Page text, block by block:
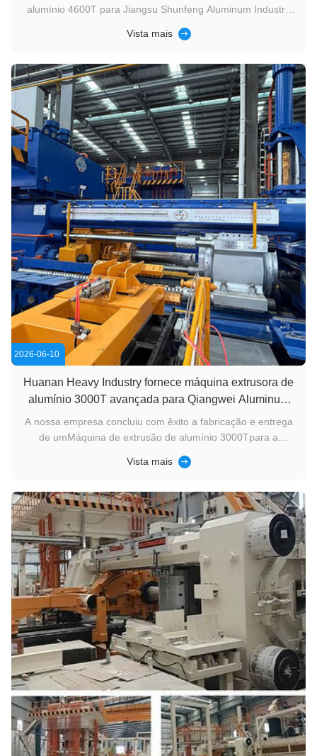
alumínio 4600T para Jiangsu Shunfeng Aluminum Industry
extrusão de perfis de liga de alumínio, componentes
assentos de aeronaves, ...
Vista mais
2026-06-10
Huanan Heavy Industry fornece máquina extrusora de
alumínio 3000T avançada para Qiangwei Aluminum
Technology Co., Ltd.
A nossa empresa concluiu com êxito a fabricação e entrega
de umMáquina de extrusão de alumínio 3000Tpara a
fabricantes de perfis de alumínio especializado em perfis de
estrutura solar,e ...
Vista mais